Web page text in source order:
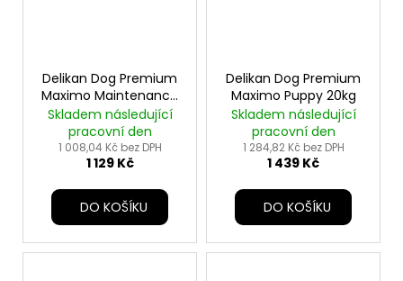
Delikan Dog Premium
Maximo Maintenance
20kg
Skladem následující
pracovní den
1 008,04 Kč bez DPH
1 129 Kč
DO KOŠÍKU
Delikan Dog Premium
Maximo Puppy 20kg
Skladem následující
pracovní den
1 284,82 Kč bez DPH
1 439 Kč
DO KOŠÍKU